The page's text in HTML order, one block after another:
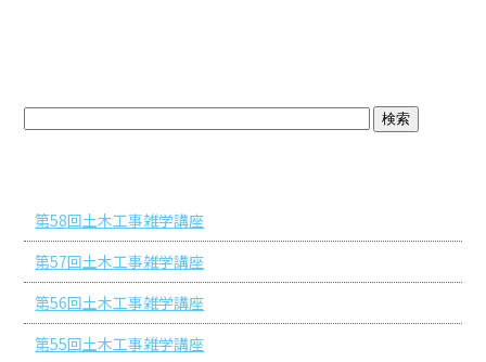
第58回土木工事雑学講座
第57回土木工事雑学講座
第56回土木工事雑学講座
第55回土木工事雑学講座